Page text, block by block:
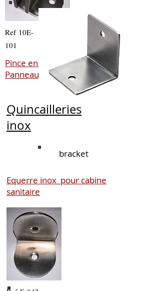
Ref 10E-
101
Pince en L inox pour
Panneaux de 10 mm
Quincailleries
inox
bracket
Equerre inox pour cabine
sanitaire